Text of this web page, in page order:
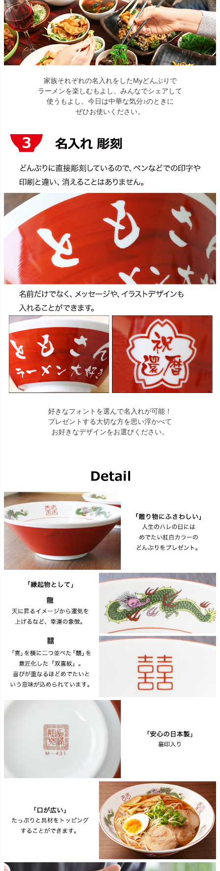
家族それぞれの名入れをしたMyどんぶりで
ラーメンを楽しむもよし、みんなでシェアして
使うもよし。今日は中華な気分♪のときに
ぜひお使いください。
好きなフォントを選んで名入れが可能！
プレゼントする大切な方を思い浮かべて
お好きなデザインをお選びください。